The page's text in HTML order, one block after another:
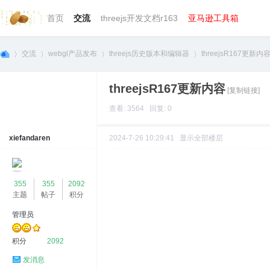
首页 交流 threejs开发文档r163 亚马逊工具箱
交流 webgl产品发布 threejs历史版本和编辑器 threejsR167更新内容
threejsR167更新内容 [复制链接]
查看: 3564 回复: 0
xiefandaren
355
主题
355
帖子
2092
积分
管理员
积分 2092
发消息
2024-7-26 10:29:41 显示全部楼层